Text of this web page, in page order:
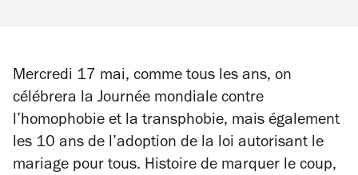
Mercredi 17 mai, comme tous les ans, on
célébrera la Journée mondiale contre
l’homophobie et la transphobie, mais également
les 10 ans de l’adoption de la loi autorisant le
mariage pour tous. Histoire de marquer le coup,